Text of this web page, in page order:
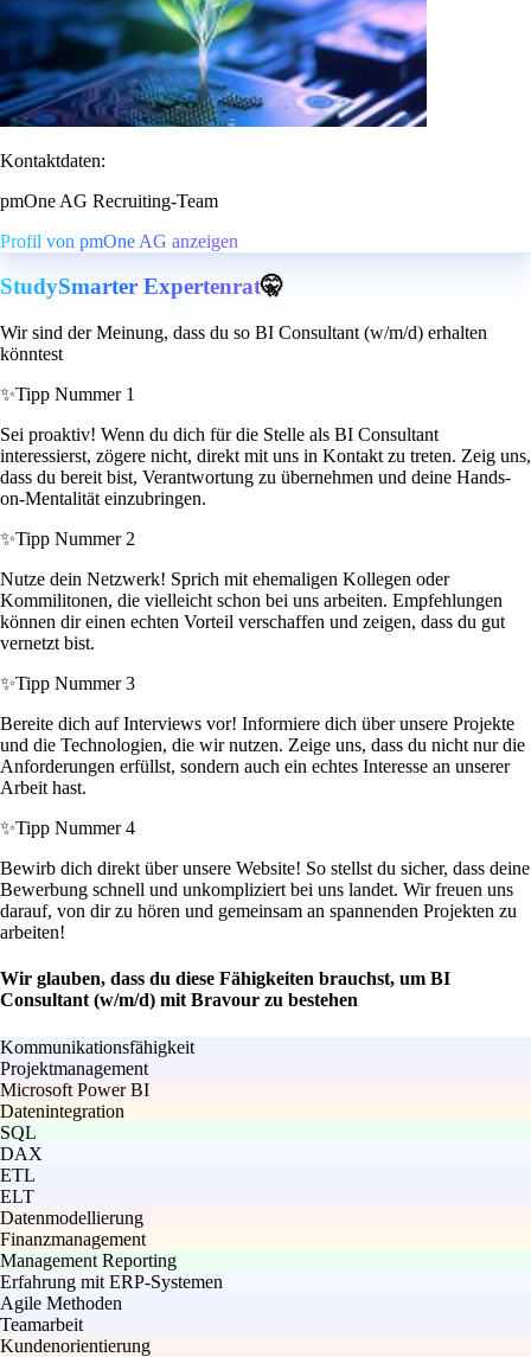
Kontaktdaten:
pmOne AG Recruiting-Team
Profil von pmOne AG anzeigen
StudySmarter Expertenrat🤫
Wir sind der Meinung, dass du so BI Consultant (w/m/d) erhalten
könntest
✨Tipp Nummer 1
Sei proaktiv! Wenn du dich für die Stelle als BI Consultant
interessierst, zögere nicht, direkt mit uns in Kontakt zu treten. Zeig uns,
dass du bereit bist, Verantwortung zu übernehmen und deine Hands-
on-Mentalität einzubringen.
✨Tipp Nummer 2
Nutze dein Netzwerk! Sprich mit ehemaligen Kollegen oder
Kommilitonen, die vielleicht schon bei uns arbeiten. Empfehlungen
können dir einen echten Vorteil verschaffen und zeigen, dass du gut
vernetzt bist.
✨Tipp Nummer 3
Bereite dich auf Interviews vor! Informiere dich über unsere Projekte
und die Technologien, die wir nutzen. Zeige uns, dass du nicht nur die
Anforderungen erfüllst, sondern auch ein echtes Interesse an unserer
Arbeit hast.
✨Tipp Nummer 4
Bewirb dich direkt über unsere Website! So stellst du sicher, dass deine
Bewerbung schnell und unkompliziert bei uns landet. Wir freuen uns
darauf, von dir zu hören und gemeinsam an spannenden Projekten zu
arbeiten!
Wir glauben, dass du diese Fähigkeiten brauchst, um BI
Consultant (w/m/d) mit Bravour zu bestehen
Kommunikationsfähigkeit
Projektmanagement
Microsoft Power BI
Datenintegration
SQL
DAX
ETL
ELT
Datenmodellierung
Finanzmanagement
Management Reporting
Erfahrung mit ERP-Systemen
Agile Methoden
Teamarbeit
Kundenorientierung